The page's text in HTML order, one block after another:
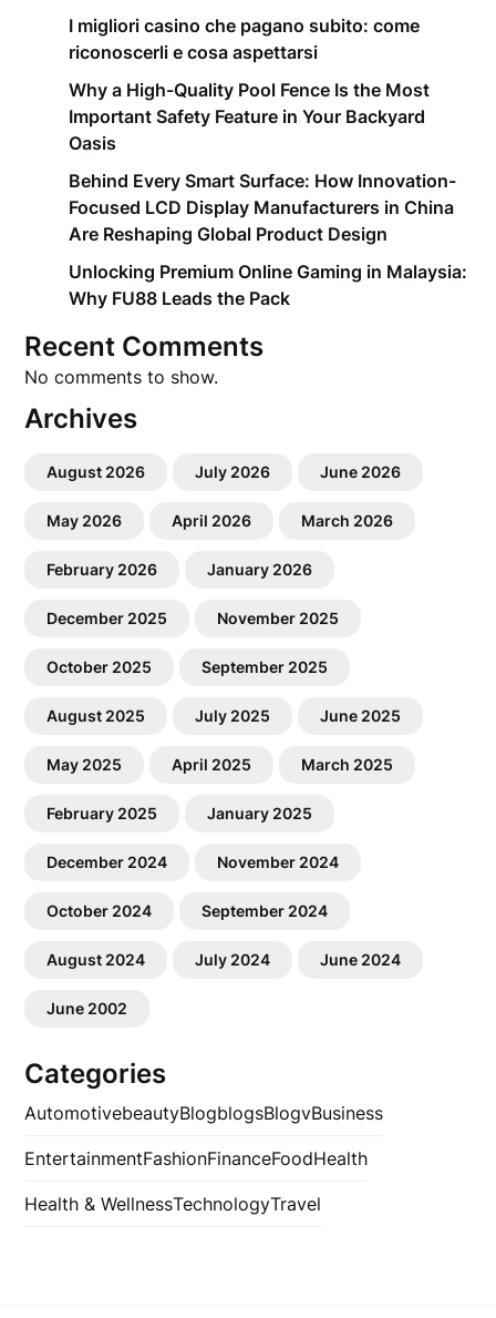
I migliori casino che pagano subito: come
riconoscerli e cosa aspettarsi
Why a High-Quality Pool Fence Is the Most
Important Safety Feature in Your Backyard
Oasis
Behind Every Smart Surface: How Innovation-
Focused LCD Display Manufacturers in China
Are Reshaping Global Product Design
Unlocking Premium Online Gaming in Malaysia:
Why FU88 Leads the Pack
Recent Comments
No comments to show.
Archives
August 2026 July 2026 June 2026
May 2026 April 2026 March 2026
February 2026 January 2026
December 2025 November 2025
October 2025 September 2025
August 2025 July 2025 June 2025
May 2025 April 2025 March 2025
February 2025 January 2025
December 2024 November 2024
October 2024 September 2024
August 2024 July 2024 June 2024
June 2002
Categories
AutomotivebeautyBlogblogsBlogvBusiness
EntertainmentFashionFinanceFoodHealth
Health & WellnessTechnologyTravel